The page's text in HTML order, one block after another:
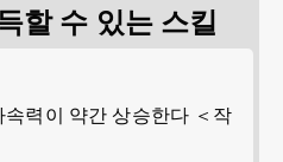
할 수 있는 스킬
력이 약간 상승한다 ＜작